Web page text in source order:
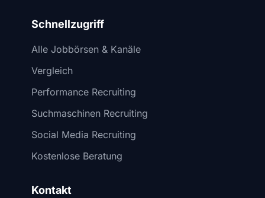
Schnellzugriff
Alle Jobbörsen & Kanäle
Vergleich
Performance Recruiting
Suchmaschinen Recruiting
Social Media Recruiting
Kostenlose Beratung
Kontakt